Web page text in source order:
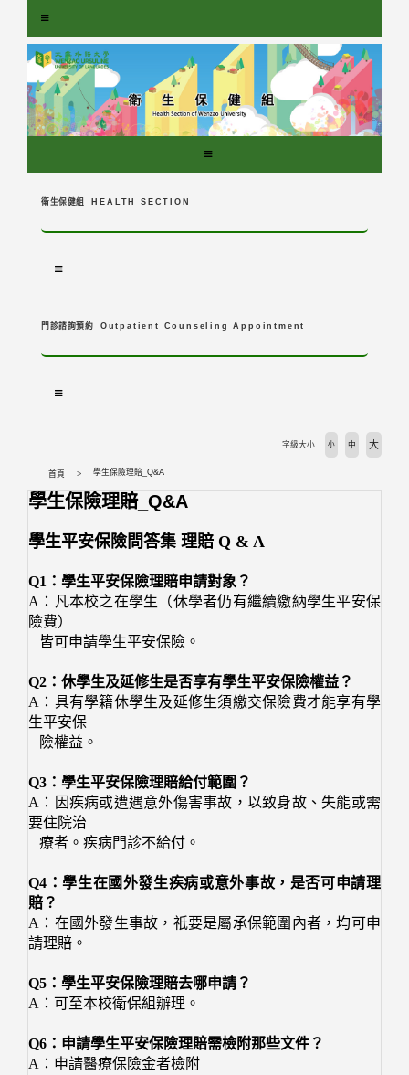
衛生保健組 HEALTH SECTION
門診諮詢預約 Outpatient Counseling Appointment
首頁 學生保險理賠_Q&A
字級大小 小 中 大
學生保險理賠_Q&A
學生平安保險問答集 理賠 Q & A
Q1：學生平安保險理賠申請對象？
A：凡本校之在學生（休學者仍有繼續繳納學生平安保
險費）
皆可申請學生平安保險。
Q2：休學生及延修生是否享有學生平安保險權益？
A：具有學籍休學生及延修生須繳交保險費才能享有學
生平安保
險權益。
Q3：學生平安保險理賠給付範圍？
A：因疾病或遭遇意外傷害事故，以致身故、失能或需
要住院治
療者。疾病門診不給付。
Q4：學生在國外發生疾病或意外事故，是否可申請理
賠？
A：在國外發生事故，祇要是屬承保範圍內者，均可申
請理賠。
Q5：學生平安保險理賠去哪申請？
A：可至本校衛保組辦理。
Q6：申請學生平安保險理賠需檢附那些文件？
A：申請醫療保險金者檢附